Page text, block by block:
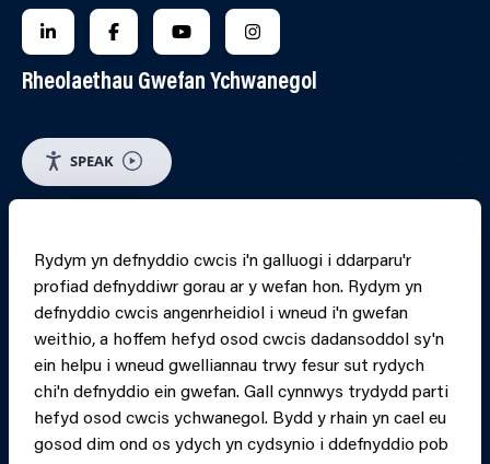
FOLLOW US ON LINKEDIN
FOLLOW US ON FACEBOOK
FOLLOW US ON YOUTUBE
FOLLOW US ON
Rheolaethau Gwefan Ychwanegol
SPEAK
Rydym yn defnyddio cwcis i'n galluogi i ddarparu'r
profiad defnyddiwr gorau ar y wefan hon. Rydym yn
defnyddio cwcis angenrheidiol i wneud i'n gwefan
weithio, a hoffem hefyd osod cwcis dadansoddol sy'n
ein helpu i wneud gwelliannau trwy fesur sut rydych
chi'n defnyddio ein gwefan. Gall cynnwys trydydd parti
hefyd osod cwcis ychwanegol. Bydd y rhain yn cael eu
gosod dim ond os ydych yn cydsynio i ddefnyddio pob
PRINT PAGE